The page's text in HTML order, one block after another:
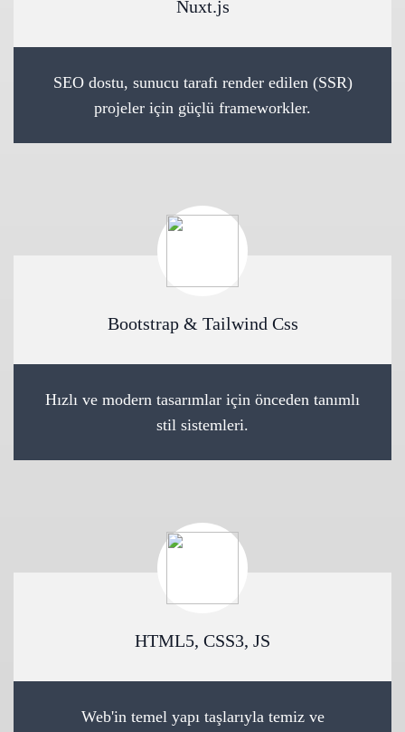
Nuxt.js
SEO dostu, sunucu tarafı render edilen (SSR)
projeler için güçlü frameworkler.
Bootstrap & Tailwind Css
Hızlı ve modern tasarımlar için önceden tanımlı
stil sistemleri.
HTML5, CSS3, JS
Web'in temel yapı taşlarıyla temiz ve